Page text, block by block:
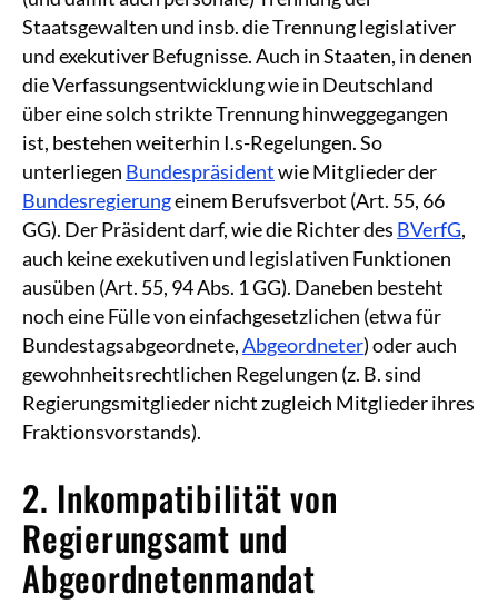
Staatsgewalten und insb. die Trennung legislativer
und exekutiver Befugnisse. Auch in Staaten, in denen
die Verfassungsentwicklung wie in Deutschland
über eine solch strikte Trennung hinweggegangen
ist, bestehen weiterhin I.s-Regelungen. So
unterliegen Bundespräsidentwie Mitglieder der
Bundesregierungeinem Berufsverbot (Art. 55, 66
GG). Der Präsident darf, wie die Richter des BVerfG,
auch keine exekutiven und legislativen Funktionen
ausüben (Art. 55, 94 Abs. 1 GG). Daneben besteht
noch eine Fülle von einfachgesetzlichen (etwa für
Bundestagsabgeordnete,Abgeordneter) oder auch
gewohnheitsrechtlichen Regelungen (z. B. sind
Regierungsmitglieder nicht zugleich Mitglieder ihres
Fraktionsvorstands).
2. Inkompatibilität von
Regierungsamt und
Abgeordnetenmandat